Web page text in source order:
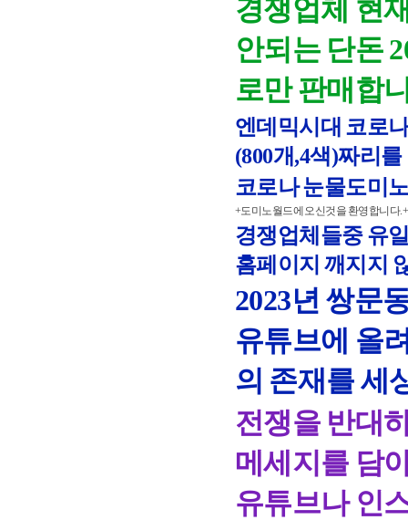
경쟁업체 현
안되는 단돈
로만 판매합
엔데믹시대 코로
(800개,4색)짜리
코로나 눈물도미
+도미노월드에 오신것을 환영합니다.+
경쟁업체들중 유
홈페이지 깨지지
2023년 쌍문
유튜브에 올
의 존재를 세
전쟁을 반대
메세지를 담
유튜브나 인